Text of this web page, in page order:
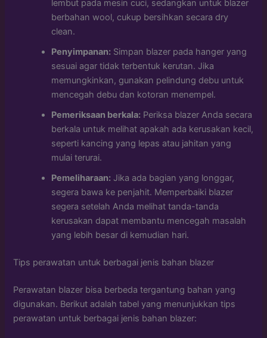
lembut pada mesin cuci, sedangkan untuk blazer
berbahan wool, cukup bersihkan secara dry
clean.
Penyimpanan: Simpan blazer pada hanger yang
sesuai agar tidak terbentuk kerutan. Jika
memungkinkan, gunakan pelindung debu untuk
mencegah debu dan kotoran menempel.
Pemeriksaan berkala: Periksa blazer Anda secara
berkala untuk melihat apakah ada kerusakan kecil,
seperti kancing yang lepas atau jahitan yang
mulai terurai.
Pemeliharaan: Jika ada bagian yang longgar,
segera bawa ke penjahit. Memperbaiki blazer
segera setelah Anda melihat tanda-tanda
kerusakan dapat membantu mencegah masalah
yang lebih besar di kemudian hari.
Tips perawatan untuk berbagai jenis bahan blazer
Perawatan blazer bisa berbeda tergantung bahan yang
digunakan. Berikut adalah tabel yang menunjukkan tips
perawatan untuk berbagai jenis bahan blazer: